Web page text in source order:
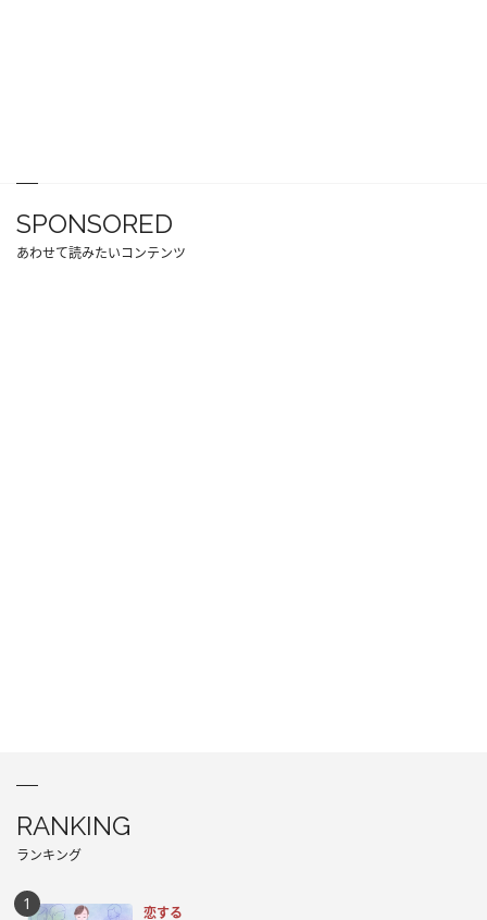
SPONSORED
あわせて読みたいコンテンツ
RANKING
ランキング
恋する